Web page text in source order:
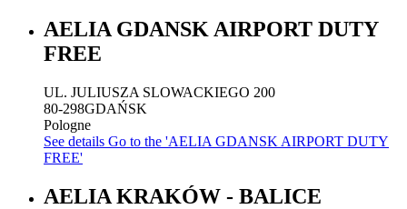
AELIA GDANSK AIRPORT DUTY
FREE
UL. JULIUSZA SLOWACKIEGO 200
80-298GDAŃSK
Pologne
See details Go to the 'AELIA GDANSK AIRPORT DUTY
FREE'
AELIA KRAKÓW - BALICE